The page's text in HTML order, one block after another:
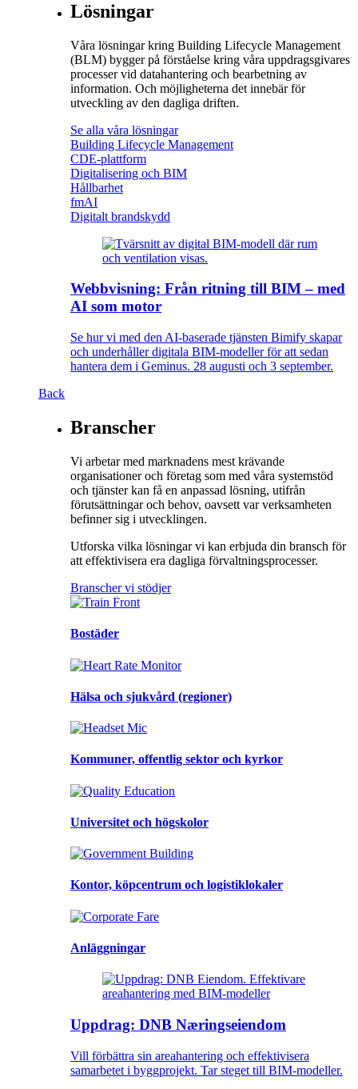
Lösningar
Våra lösningar kring Building Lifecycle Management
(BLM) bygger på förståelse kring våra uppdragsgivares
processer vid datahantering och bearbetning av
information. Och möjligheterna det innebär för
utveckling av den dagliga driften.
Se alla våra lösningar
Building Lifecycle Management
CDE-plattform
Digitalisering och BIM
Hållbarhet
fmAI
Digitalt brandskydd
Webbvisning: Från ritning till BIM – med
AI som motor
Se hur vi med den AI-baserade tjänsten Bimify skapar
och underhåller digitala BIM-modeller för att sedan
hantera dem i Geminus. 28 augusti och 3 september.
Back
Branscher
Vi arbetar med marknadens mest krävande
organisationer och företag som med våra systemstöd
och tjänster kan få en anpassad lösning, utifrån
förutsättningar och behov, oavsett var verksamheten
befinner sig i utvecklingen.
Utforska vilka lösningar vi kan erbjuda din bransch för
att effektivisera era dagliga förvaltningsprocesser.
Branscher vi stödjer
Bostäder
Hälsa och sjukvård (regioner)
Kommuner, offentlig sektor och kyrkor
Universitet och högskolor
Kontor, köpcentrum och logistiklokaler
Anläggningar
Uppdrag: DNB Næringseiendom
Vill förbättra sin areahantering och effektivisera
samarbetet i byggprojekt. Tar steget till BIM-modeller.